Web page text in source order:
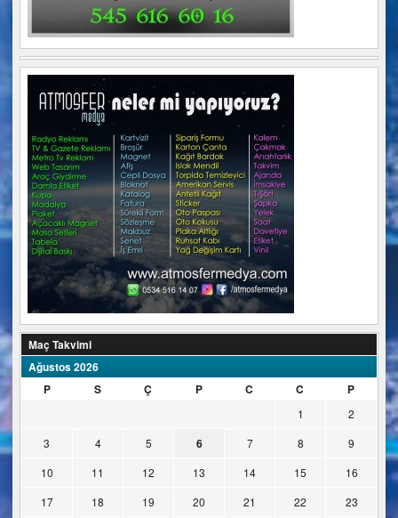
Maç Takvimi
Ağustos 2026
P
S Ç P C C P
1
2
3
4 5 6 7 8
9
10
11 12 13 14 15
16
17
18 19 20 21 22
23